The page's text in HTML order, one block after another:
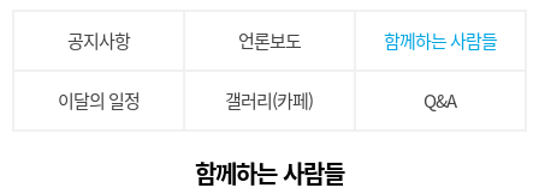
공지사항 언론보도 함께하는 사람들
이달의 일정 갤러리(카페) Q&A
함께하는 사람들